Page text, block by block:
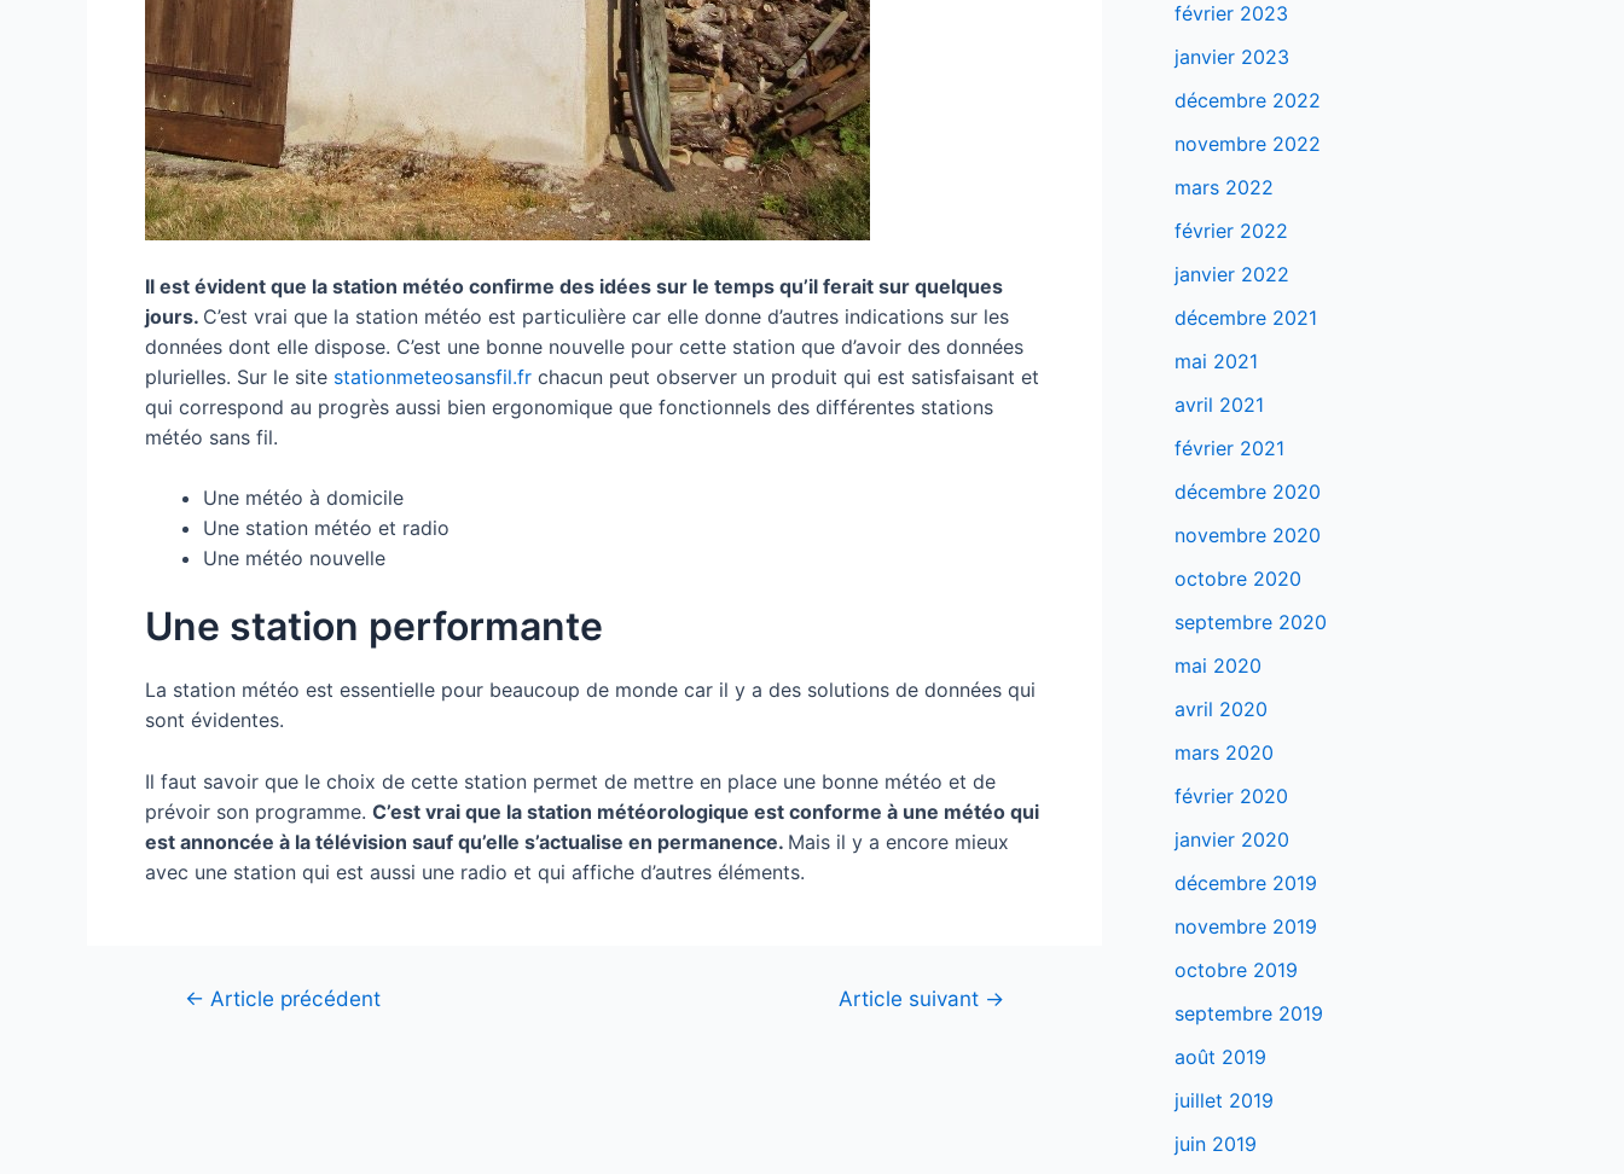
Il est évident que la station météo confirme des idées sur le temps qu’il ferait sur quelques
jours. C’est vrai que la station météo est particulière car elle donne d’autres indications sur les
données dont elle dispose. C’est une bonne nouvelle pour cette station que d’avoir des données
plurielles. Sur le site stationmeteosansfil.fr chacun peut observer un produit qui est satisfaisant et
qui correspond au progrès aussi bien ergonomique que fonctionnels des différentes stations
météo sans fil.
Une météo à domicile
Une station météo et radio
Une météo nouvelle
Une station performante
La station météo est essentielle pour beaucoup de monde car il y a des solutions de données qui
sont évidentes.
Il faut savoir que le choix de cette station permet de mettre en place une bonne météo et de
prévoir son programme. C’est vrai que la station météorologique est conforme à une météo qui
est annoncée à la télévision sauf qu’elle s’actualise en permanence. Mais il y a encore mieux
avec une station qui est aussi une radio et qui affiche d’autres éléments.
Navigation
← Article précédent Article suivant →
février 2023
janvier 2023
décembre 2022
novembre 2022
mars 2022
février 2022
janvier 2022
décembre 2021
mai 2021
avril 2021
février 2021
décembre 2020
novembre 2020
octobre 2020
septembre 2020
mai 2020
avril 2020
mars 2020
février 2020
janvier 2020
décembre 2019
novembre 2019
octobre 2019
septembre 2019
août 2019
juillet 2019
juin 2019